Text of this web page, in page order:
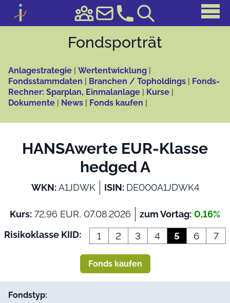
Fonds­porträt
Anlagestrategie | Wertentwicklung |
Fondsstammdaten | Branchen / Topholdings | Fonds-
Rechner: Sparplan, Einmalanlage | Kurse |
Dokumente | News | Fonds kaufen |
HANSAwerte EUR-Klasse
hedged A
WKN:A1JDWK ISIN: DE000A1JDWK4
Kurs: 72,96 EUR, 07.08.2026 zum Vortag: 0,16%
Risikoklasse KIID:
1 2 3 4 5 6 7
Fonds kaufen
Fondstyp: